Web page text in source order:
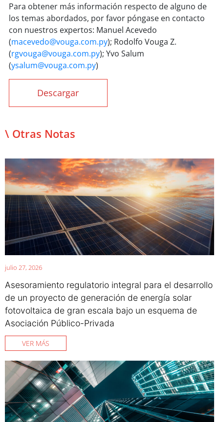
Para obtener más información respecto de alguno de
los temas abordados, por favor póngase en contacto
con nuestros expertos: Manuel Acevedo
(macevedo@vouga.com.py); Rodolfo Vouga Z.
(rgvouga@vouga.com.py); Yvo Salum
(ysalum@vouga.com.py)
Descargar
\ Otras Notas
julio 27, 2026
Asesoramiento regulatorio integral para el desarrollo
de un proyecto de generación de energía solar
fotovoltaica de gran escala bajo un esquema de
Asociación Público-Privada
VER MÁS